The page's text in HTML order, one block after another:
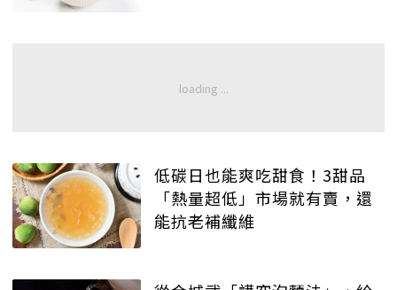
低碳日也能爽吃甜食！3甜品
「熱量超低」市場就有賣，還
能抗老補纖維